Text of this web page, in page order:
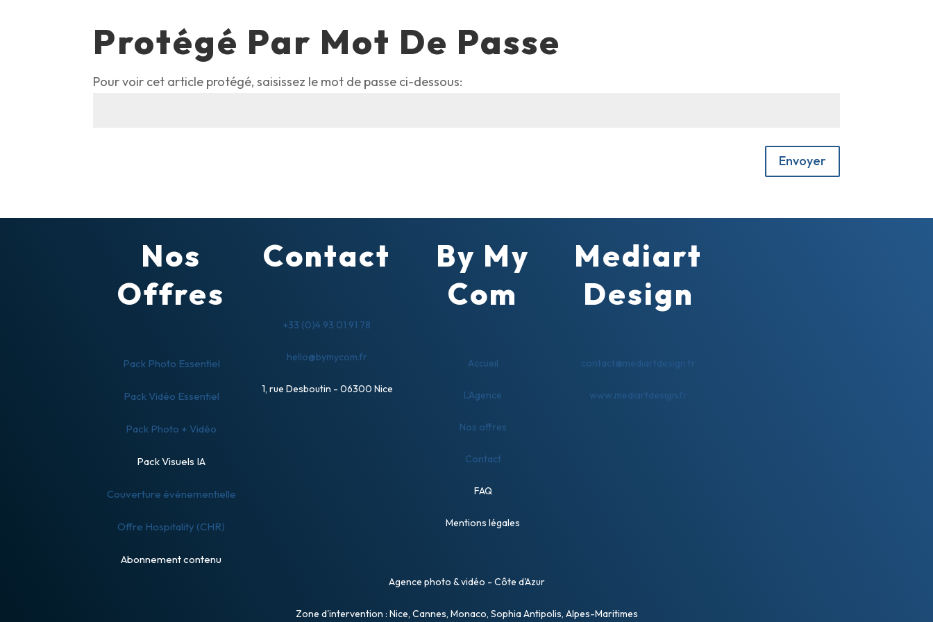
Protégé Par Mot De Passe
Pour voir cet article protégé, saisissez le mot de passe ci-dessous:
Envoyer
Nos
Offres
Pack Photo Essentiel
Pack Vidéo Essentiel
Pack Photo + Vidéo
Pack Visuels IA
Couverture événementielle
Offre Hospitality (CHR)
Abonnement contenu
Contact
+33 (0)4 93 01 91 78
hello@bymycom.fr
1, rue Desboutin - 06300 Nice
By My
Com
Accueil
L'Agence
Nos offres
Contact
FAQ
Mentions légales
Mediart
Design
contact@mediartdesign.fr
www.mediartdesign.fr
Agence photo & vidéo - Côte d'Azur
Zone d'intervention : Nice, Cannes, Monaco, Sophia Antipolis, Alpes-Maritimes